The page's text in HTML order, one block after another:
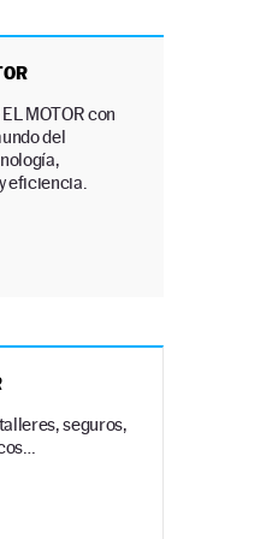
MOTOR con
del
eficiencia.
seguros,